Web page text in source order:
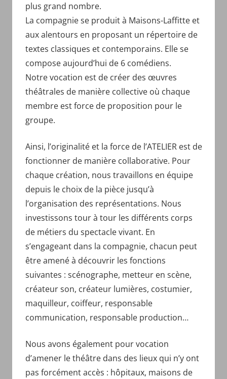
plus grand nombre.
La compagnie se produit à Maisons-Laffitte et
aux alentours en proposant un répertoire de
textes classiques et contemporains. Elle se
compose aujourd’hui de 6 comédiens.
Notre vocation est de créer des œuvres
théâtrales de manière collective où chaque
membre est force de proposition pour le
groupe.
Ainsi, l’originalité et la force de l’ATELIER est de
fonctionner de manière collaborative. Pour
chaque création, nous travaillons en équipe
depuis le choix de la pièce jusqu’à
l’organisation des représentations. Nous
investissons tour à tour les différents corps
de métiers du spectacle vivant. En
s’engageant dans la compagnie, chacun peut
être amené à découvrir les fonctions
suivantes : scénographe, metteur en scène,
créateur son, créateur lumières, costumier,
maquilleur, coiffeur, responsable
communication, responsable production…
Nous avons également pour vocation
d’amener le théâtre dans des lieux qui n’y ont
pas forcément accès : hôpitaux, maisons de